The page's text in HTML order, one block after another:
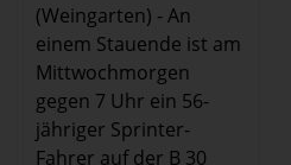
(Weingarten) - An
einem Stauende ist am
Mittwochmorgen
gegen 7 Uhr ein 56-
jähriger Sprinter-
Fahrer auf der B 30